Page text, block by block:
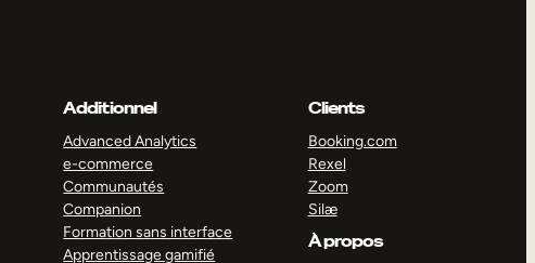
Additionnel
Advanced Analytics
e-commerce
Communautés
Companion
Formation sans interface
Apprentissage gamifié
Clients
Booking.com
Rexel
Zoom
Silæ
À propos